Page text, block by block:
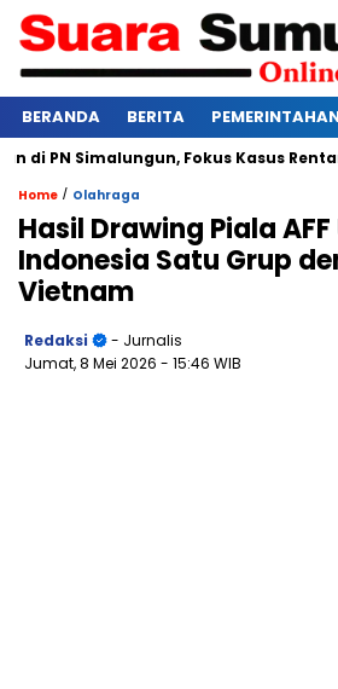
BERANDA BERITA
Simalungun, Fokus Kasus Rentan
Home / Olahraga
Hasil Drawing Piala AFF
Indonesia Satu Grup
Vietnam
Redaksi
- Jurnalis
Jumat, 8 Mei 2026 - 15:46 WIB